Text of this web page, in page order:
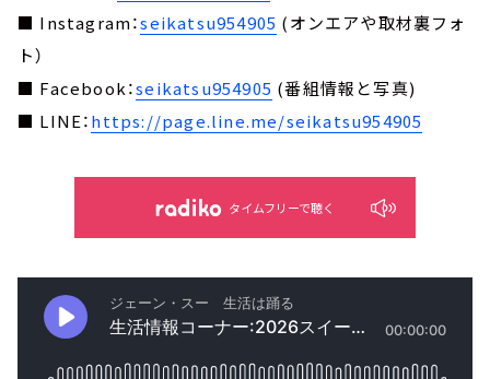
■ Instagram：seikatsu954905 (オンエアや取材裏フォ
ト）
■ Facebook：seikatsu954905 (番組情報と写真)
■ LINE：https://page.line.me/seikatsu954905
タイムフリーで聴く